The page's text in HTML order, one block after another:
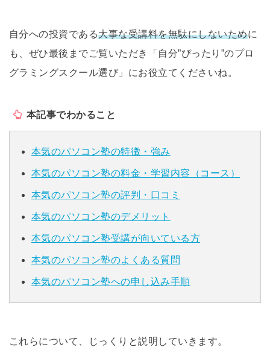
自分への投資である大事な受講料を無駄にしないために
も、ぜひ最後までご覧いただき「自分”ぴったり”のプロ
グラミングスクール選び」にお役立てくださいね。
本記事でわかること
本気のパソコン塾の特徴・強み
本気のパソコン塾の料金・学習内容（コース）
本気のパソコン塾の評判・口コミ
本気のパソコン塾のデメリット
本気のパソコン塾受講が向いている方
本気のパソコン塾のよくある質問
本気のパソコン塾への申し込み手順
これらについて、じっくりと説明していきます。